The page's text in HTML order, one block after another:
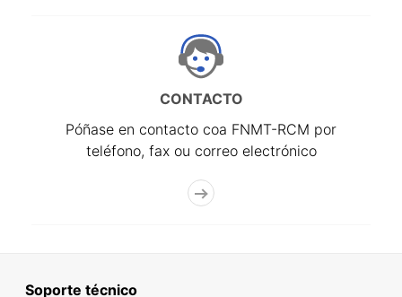
CONTACTO
Póñase en contacto coa FNMT-RCM por
teléfono, fax ou correo electrónico
Soporte técnico